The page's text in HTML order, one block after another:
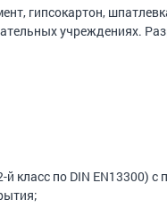
гипсокартон,
учреждениях.
класс по DIN EN13300)